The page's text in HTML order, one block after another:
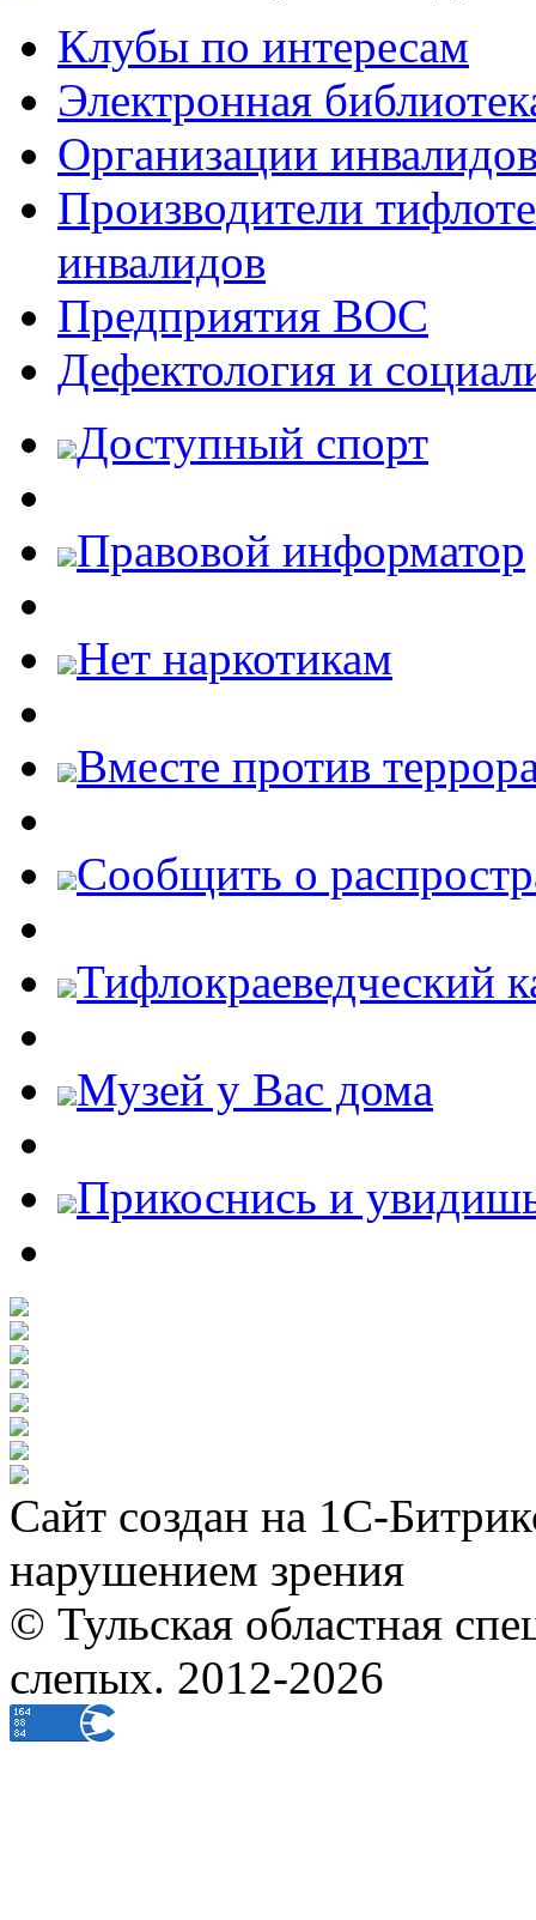
Клубы по интересам
Электронная
Организации
Производители
инвалидов
Предприятия ВОС
Дефектология и
Доступный спорт
Правовой информатор
Нет наркотикам
Вместе против
Cообщить о
Тифлокраеведческий
Музей у Вас дома
Прикоснись и
Сайт создан на 1С-
нарушением зрения
© Тульская областная
слепых. 2012-2026